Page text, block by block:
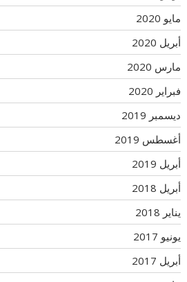
مايو 2020
أبريل 2020
مارس 2020
فبراير 2020
ديسمبر 2019
أغسطس 2019
أبريل 2019
أبريل 2018
يناير 2018
يونيو 2017
أبريل 2017